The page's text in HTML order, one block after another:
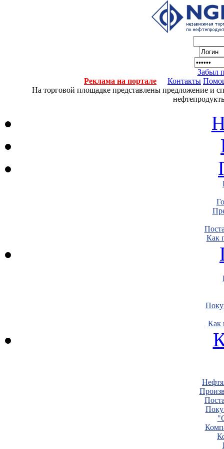
Забыл
Реклама на портале
Контакты
На торговой площадке представлены предложение и
Как
Как